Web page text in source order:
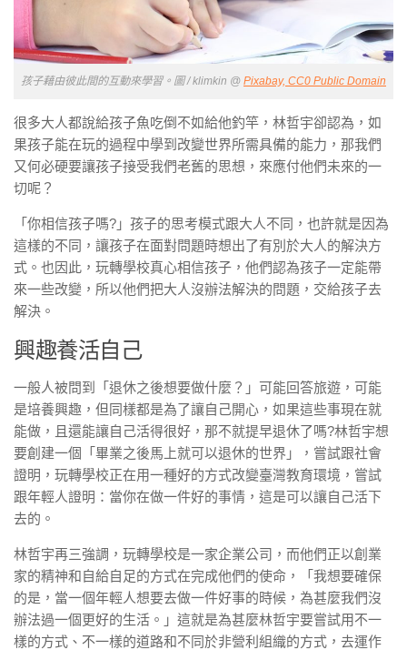
孩子藉由彼此間的互動來學習。圖 / klimkin @ Pixabay, CC0 Public Domain
很多大人都說給孩子魚吃倒不如給他釣竿，林哲宇卻認為，如
果孩子能在玩的過程中學到改變世界所需具備的能力，那我們
又何必硬要讓孩子接受我們老舊的思想，來應付他們未來的一
切呢？
「你相信孩子嗎?」孩子的思考模式跟大人不同，也許就是因為
這樣的不同，讓孩子在面對問題時想出了有別於大人的解決方
式。也因此，玩轉學校真心相信孩子，他們認為孩子一定能帶
來一些改變，所以他們把大人沒辦法解決的問題，交給孩子去
解決。
興趣養活自己
一般人被問到「退休之後想要做什麼？」可能回答旅遊，可能
是培養興趣，但同樣都是為了讓自己開心，如果這些事現在就
能做，且還能讓自己活得很好，那不就提早退休了嗎?林哲宇想
要創建一個「畢業之後馬上就可以退休的世界」，嘗試跟社會
證明，玩轉學校正在用一種好的方式改變臺灣教育環境，嘗試
跟年輕人證明：當你在做一件好的事情，這是可以讓自己活下
去的。
林哲宇再三強調，玩轉學校是一家企業公司，而他們正以創業
家的精神和自給自足的方式在完成他們的使命，「我想要確保
的是，當一個年輕人想要去做一件好事的時候，為甚麼我們沒
辦法過一個更好的生活。」這就是為甚麼林哲宇要嘗試用不一
樣的方式、不一樣的道路和不同於非營利組織的方式，去運作